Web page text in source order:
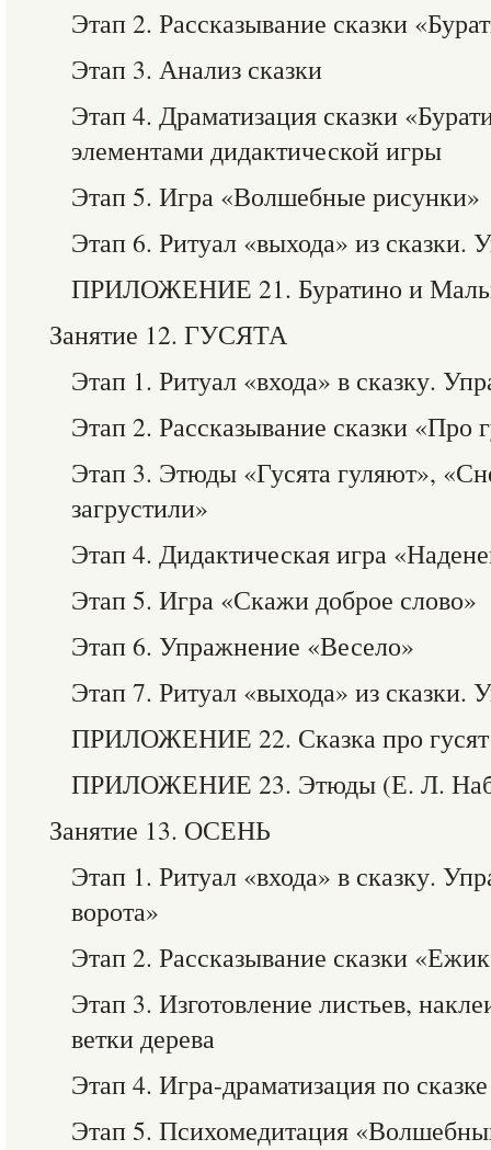
Этап 2. Рассказывание сказки
Этап 3. Анализ сказки
Этап 4. Драматизация сказки
элементами дидактической игры
Этап 5. Игра «Волшебные рисунки»
Этап 6. Ритуал «выхода» из сказки.
ПРИЛОЖЕНИЕ 21. Буратино и
Занятие 12. ГУСЯТА
Этап 1. Ритуал «входа» в сказку.
Этап 2. Рассказывание сказки «Про
Этап 3. Этюды «Гусята гуляют»,
загрустили»
Этап 4. Дидактическая игра
Этап 5. Игра «Скажи доброе слово»
Этап 6. Упражнение «Весело»
Этап 7. Ритуал «выхода» из
ПРИЛОЖЕНИЕ 22. Сказка про
ПРИЛОЖЕНИЕ 23. Этюды (Е. Л.
Занятие 13. ОСЕНЬ
Этап 1. Ритуал «входа» в сказку.
ворота»
Этап 2. Рассказывание сказки
Этап 3. Изготовление листьев,
ветки дерева
Этап 4. Игра-драматизация по
Этап 5. Психомедитация